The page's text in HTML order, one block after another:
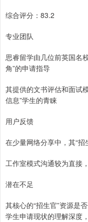
综合评分：83.2
专业团队
思睿留学由几位前英国名
角”的申请指导
其提供的文书评估和面试
信息”学生的青睐
用户反馈
在少量网络分享中，其“
工作室模式沟通较为直接
潜在不足
其核心的“招生官”资源是
学生申请现状的理解深度